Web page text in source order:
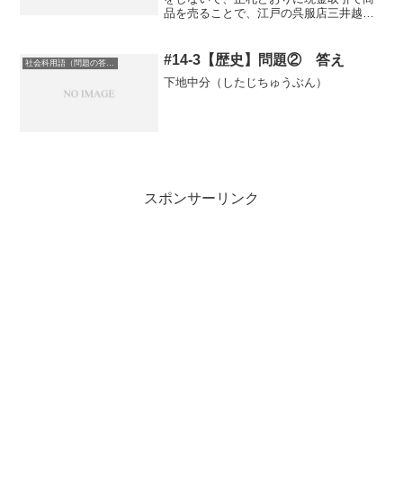
品を売ることで、江戸の呉服店三井越後
#14-3【歴史】問題② 答え
下地中分（したじちゅうぶん）
スポンサーリンク